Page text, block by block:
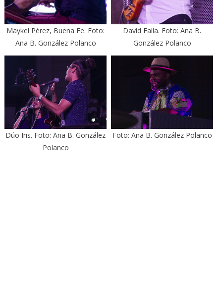
Maykel Pérez, Buena Fe. Foto:
Ana B. González Polanco
David Falla. Foto: Ana B.
González Polanco
Dúo Iris. Foto: Ana B. González
Polanco
Foto: Ana B. González Polanco